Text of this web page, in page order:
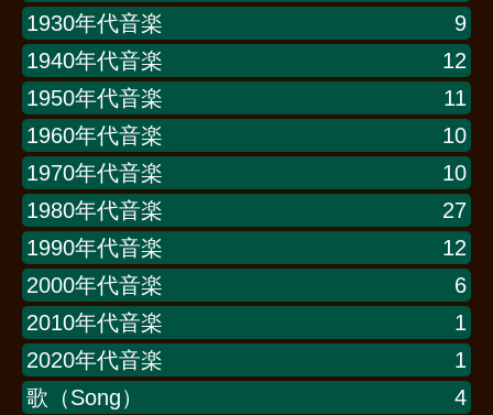
1930年代音楽
9
1940年代音楽
12
1950年代音楽
11
1960年代音楽
10
1970年代音楽
10
1980年代音楽
27
1990年代音楽
12
2000年代音楽
6
2010年代音楽
1
2020年代音楽
1
歌（Song）
4